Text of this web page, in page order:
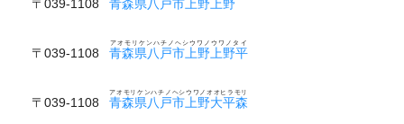
〒039-1108 青森県八戸市上野上野
〒039-1108 青森県八戸市上野上野平
アオモリケンハチノヘシウワノウワノタイ
〒039-1108 青森県八戸市上野大平森
アオモリケンハチノヘシウワノオオヒラモリ